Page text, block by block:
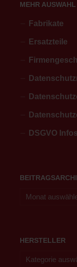
MEHR AUSWAHL
Fabrikate
Ersatzteile
DSGVO Infos
HERSTELLER